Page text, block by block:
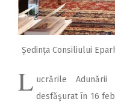
Ședința Consiliului
L ucrările
desfăşurat în 16